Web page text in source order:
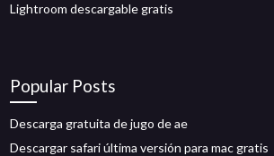
Lightroom descargable gratis
Popular Posts
Descarga gratuita de jugo de ae
Descargar safari última versión para mac gratis